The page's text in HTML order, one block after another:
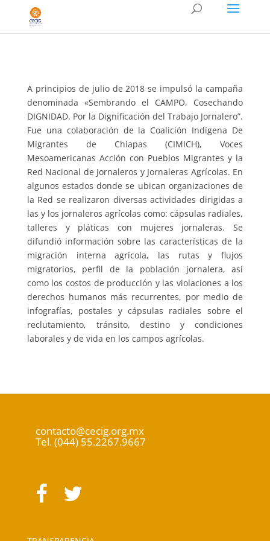
A principios de julio de 2018 se impulsó la campaña
denominada «Sembrando el CAMPO, Cosechando
DIGNIDAD. Por la Dignificación del Trabajo Jornalero”.
Fue una colaboración de la Coalición Indígena De
Migrantes de Chiapas (CIMICH), Voces
Mesoamericanas Acción con Pueblos Migrantes y la
Red Nacional de Jornaleros y Jornaleras Agrícolas. En
algunos estados donde se ubican organizaciones de
la Red se realizaron diversas actividades dirigidas a
las y los jornaleros agrícolas como: cápsulas radiales,
talleres y pláticas con mujeres jornaleras. Se
difundió información sobre las características de la
migración interna agrícola, las rutas y flujos
migratorios, perfil de la población jornalera, así
como los costos de producción y las violaciones a los
derechos humanos más recurrentes, por medio de
infografías, postales y cápsulas radiales sobre el
reclutamiento, tránsito, destino y condiciones
laborales y de vida en los campos agrícolas.
contacto@cecig.org.mx
Tel. (044) 55.2267.9667